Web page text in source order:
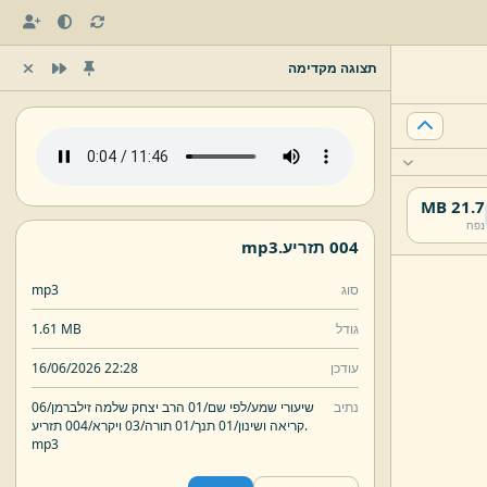
21.7 MB
נפח
תצוגה מקדימה
004 תזריע. mp3
סוג mp3
גודל 1.61 MB
עודכן 16/06/2026 22:28
נתיב שיעורי שמע/לפי שם/01 הרב יצחק שלמה זילברמן/
06
קריאה ושינון/01 תנך/ 01 תורה/ 03 ויקרא/
004 תזריע.
mp3